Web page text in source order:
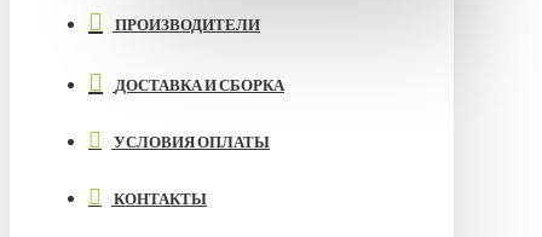
ПРОИЗВОДИТЕЛИ
ДОСТАВКА И СБОРКА
УСЛОВИЯ ОПЛАТЫ
КОНТАКТЫ